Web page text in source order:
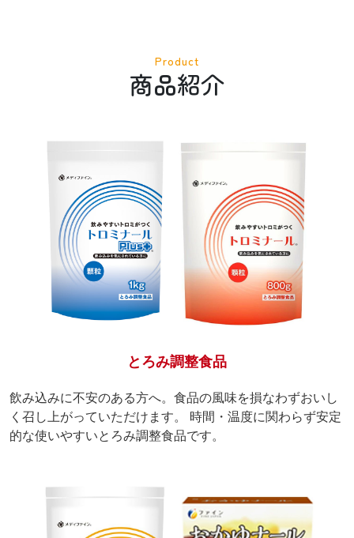
Product
商品紹介
とろみ調整食品
飲み込みに不安のある方へ。食品の風味を損なわずおいし
く召し上がっていただけます。 時間・温度に関わらず安定
的な使いやすいとろみ調整食品です。